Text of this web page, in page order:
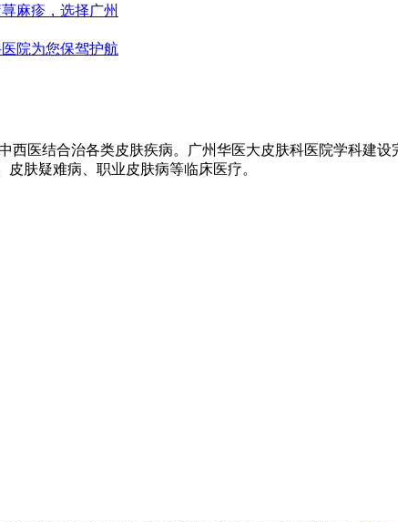
麻疹，选择广州
院为您保驾护航
西医结合治各类皮肤疾病。广州华医大皮肤科医院学科建
肤疑难病、职业皮肤病等临床医疗。